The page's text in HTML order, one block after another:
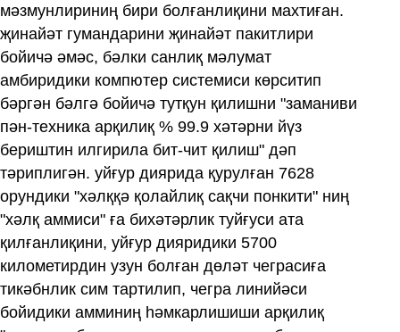
мәзмунлириниң бири болғанлиқини махтиған.
җинайәт гумандарини җинайәт пакитлири
бойичә әмәс, бәлки санлиқ мәлумат
амбиридики компютер системиси көрситип
бәргән бәлгә бойичә тутқун қилишни "заманиви
пән-техника арқилиқ % 99.9 хәтәрни йүз
бериштин илгирила бит-чит қилиш" дәп
тәриплигән. уйғур диярида қурулған 7628
орундики "хәлққә қолайлиқ сақчи понкити" ниң
"хәлқ аммиси" ға бихәтәрлик туйғуси ата
қилғанлиқини, уйғур дияридики 5700
километирдин узун болған дөләт чеграсиға
тикәбнлик сим тартилип, чегра линийәси
бойидики амминиң һәмкарлишиши арқилиқ